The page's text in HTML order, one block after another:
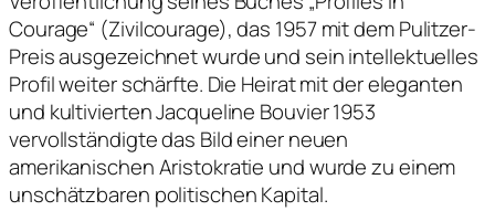
Courage“ (Zivilcourage), das 1957 mit dem Pulitzer-
Preis ausgezeichnet wurde und sein intellektuelles
Profil weiter schärfte. Die Heirat mit der eleganten
und kultivierten Jacqueline Bouvier 1953
vervollständigte das Bild einer neuen
amerikanischen Aristokratie und wurde zu einem
unschätzbaren politischen Kapital.